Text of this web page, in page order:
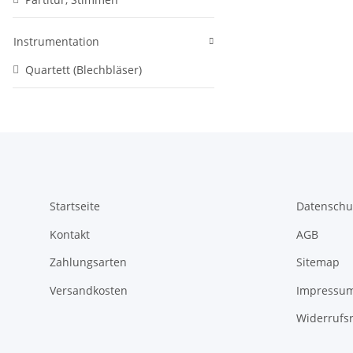
Instrumentation
Quartett (Blechbläser)
Startseite
Kontakt
Zahlungsarten
Versandkosten
AGB
Sitemap